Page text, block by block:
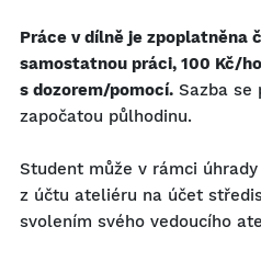
Práce v dílně je zpoplatněna
samostatnou práci, 100 Kč/
s dozorem/pomocí. Sazba se
započatou půlhodinu.
Student může v rámci
z účtu ateliéru na účet
svolením svého vedoucího